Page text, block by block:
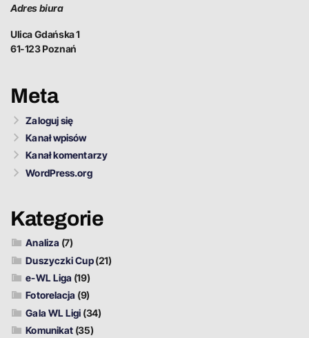
Adres biura
Ulica Gdańska 1
61-123 Poznań
Meta
Zaloguj się
Kanał wpisów
Kanał komentarzy
WordPress.org
Kategorie
Analiza (7)
Duszyczki Cup(21)
e-WL Liga (19)
Fotorelacja (9)
Gala WL Ligi (34)
Komunikat (35)